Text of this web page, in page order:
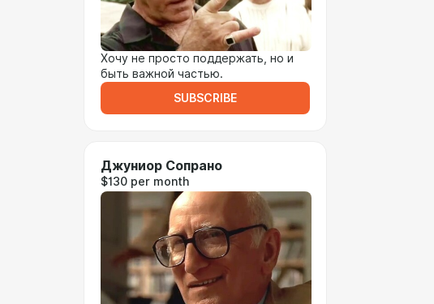
Хочу не просто поддержать, но и
быть важной частью.
SUBSCRIBE
Джуниор Сопрано
$130 per month